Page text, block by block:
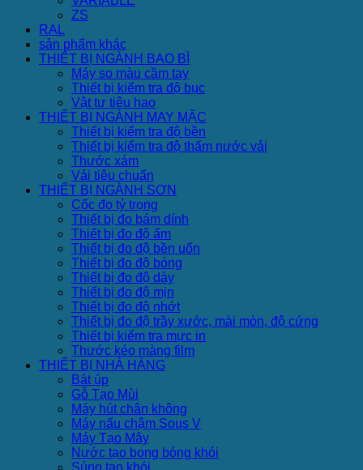
ZS
RAL
sản phẩm khác
THIẾT BỊ NGÀNH BAO BÌ
Máy so màu cầm tay
Thiết bị kiểm tra độ bục
Vật tư tiêu hao
THIẾT BỊ NGÀNH MAY MẶC
Thiết bị kiểm tra độ bền
Thiết bị kiểm tra độ thấm nước vải
Thước xám
Vải tiêu chuẩn
THIẾT BỊ NGÀNH SƠN
Cốc đo tỷ trọng
Thiết bị đo bám dính
Thiết bị đo độ ẩm
Thiết bị đo độ bền uốn
Thiết bị đo độ bóng
Thiết bị đo độ dày
Thiết bị đo độ mịn
Thiết bị đo độ nhớt
Thiết bị đo độ trầy xước, mài mòn, độ cứng
Thiết bị kiểm tra mực in
Thước kéo màng film
THIẾT BỊ NHÀ HÀNG
Bát úp
Gỗ Tạo Mùi
Máy hút chân không
Máy nấu chậm Sous V
Máy Tạo Mây
Nước tạo bong bóng khói
Súng tạo khói